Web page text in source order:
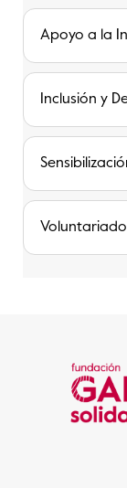
Apoyo a la
Inclusión y